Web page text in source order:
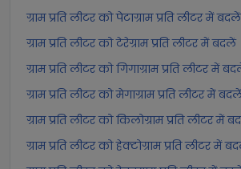
ग्राम प्रति लीटर को पेटाग्राम प्रति लीटर में बदलें
ग्राम प्रति लीटर को टेरेग्राम प्रति लीटर में बदलें
ग्राम प्रति लीटर को गिगाग्राम प्रति लीटर में
ग्राम प्रति लीटर को मेगाग्राम प्रति लीटर में
ग्राम प्रति लीटर को किलोग्राम प्रति लीटर में
ग्राम प्रति लीटर को हेक्टोग्राम प्रति लीटर में